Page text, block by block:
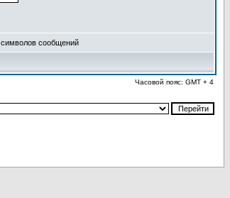
символов сообщений
Часовой пояс: GMT + 4